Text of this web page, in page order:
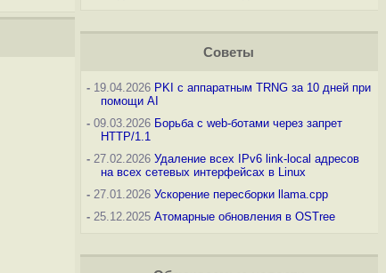
Советы
-19.04.2026 PKI с аппаратным TRNG за 10 дней при
помощи AI
-09.03.2026 Борьба с web-ботами через запрет
HTTP/1.1
-27.02.2026 Удаление всех IPv6 link-local адресов
на всех сетевых интерфейсах в Linux
-27.01.2026 Ускорение пересборки llama.cpp
-25.12.2025 Атомарные обновления в OSTree